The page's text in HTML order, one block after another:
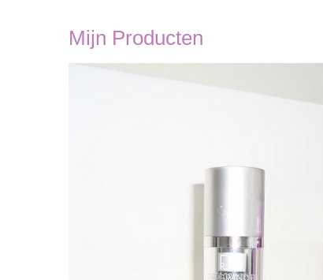
Mijn Producten